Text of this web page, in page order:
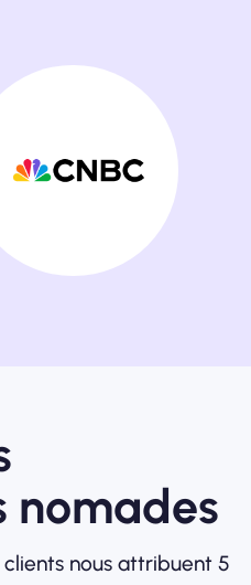
nomades
nous attribuent 5